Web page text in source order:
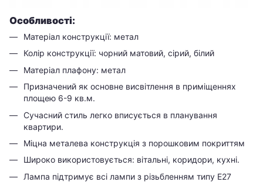
Особливості:
Матеріал конструкції: метал
Колір конструкції: чорний матовий, сірий, білий
Матеріал плафону: метал
Призначений як основне висвітлення в приміщеннях
площею 6-9 кв.м.
Сучасний стиль легко вписується в планування
квартири.
Міцна металева конструкція з порошковим покриттям
Широко використовується: вітальні, коридори, кухні.
Лампа підтримує всі лампи з різьбленням типу E27